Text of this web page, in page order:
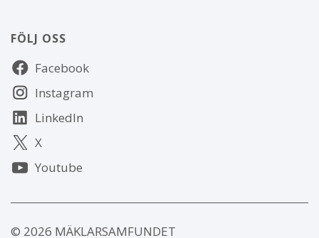
FÖLJ OSS
Följ
oss Facebook
Instagram
LinkedIn
X
Youtube
© 2026 MÄKLARSAMFUNDET